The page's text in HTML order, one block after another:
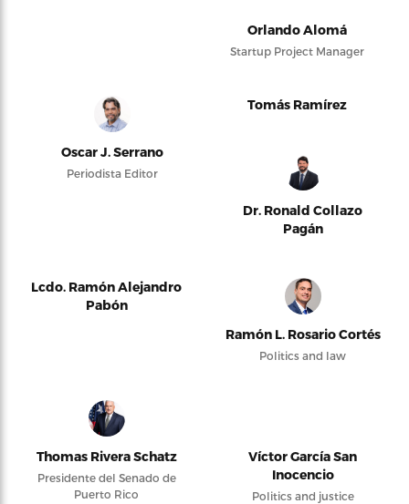
Orlando Alomá
Startup Project Manager
Oscar J. Serrano
Periodista Editor
Tomás Ramírez
Dr. Ronald Collazo
Pagán
Lcdo. Ramón Alejandro
Pabón
Ramón L. Rosario Cortés
Politics and law
Thomas Rivera Schatz
Presidente del Senado de
Puerto Rico
Víctor García San
Inocencio
Politics and justice